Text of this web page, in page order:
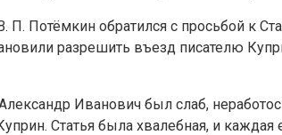
П. Потёмкин обратился с просьбой к
разрешить въезд писателю
Иванович был слаб,
Статья была хвалебная, и